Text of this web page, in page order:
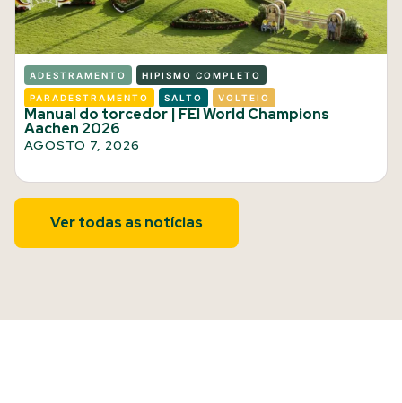
ADESTRAMENTO HIPISMO COMPLETO
PARADESTRAMENTO SALTO VOLTEIO
Manual do torcedor | FEI World Champions
Aachen 2026
AGOSTO 7, 2026
Ver todas as notícias